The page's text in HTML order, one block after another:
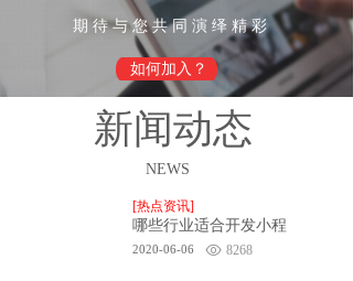
期 待 与 您 共 同 演 绎 精 彩
如何加入？
新闻动态
NEWS
[热点资讯]
哪些行业适合开发小程
2020-06-06 8268